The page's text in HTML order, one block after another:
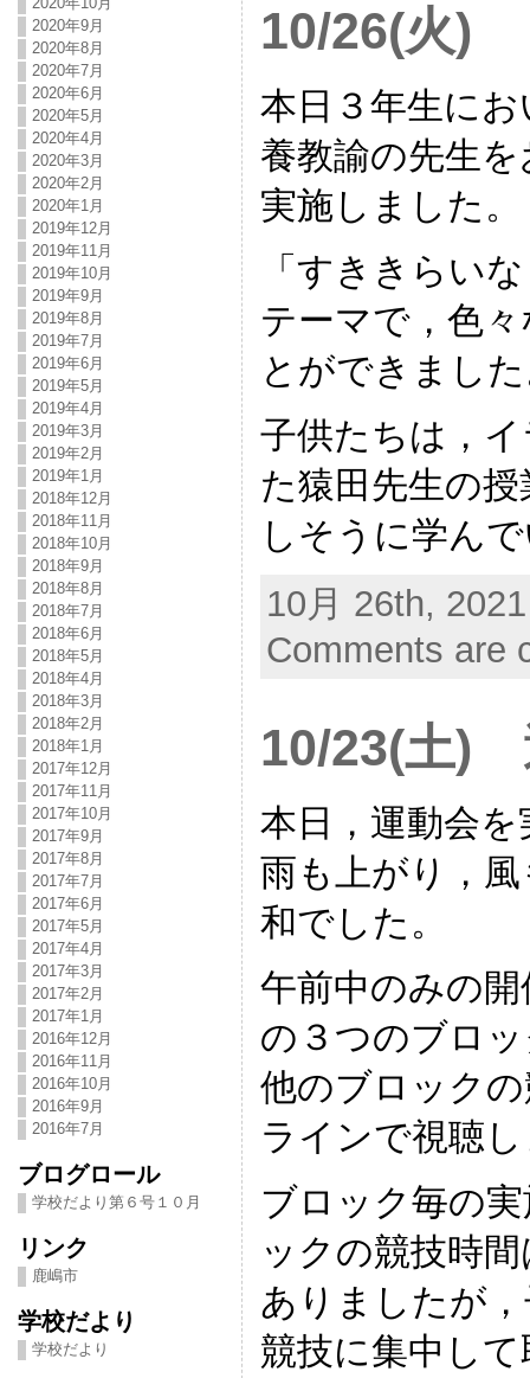
2020年9月
2020年8月
2020年7月
2020年6月
2020年5月
2020年4月
2020年3月
2020年2月
2020年1月
2019年12月
2019年11月
2019年10月
2019年9月
2019年8月
2019年7月
2019年6月
2019年5月
2019年4月
2019年3月
2019年2月
2019年1月
2018年12月
2018年11月
2018年10月
2018年9月
2018年8月
2018年7月
2018年6月
2018年5月
2018年4月
2018年3月
2018年2月
2018年1月
2017年12月
2017年11月
2017年10月
2017年9月
2017年8月
2017年7月
2017年6月
2017年5月
2017年4月
2017年3月
2017年2月
2017年1月
2016年12月
2016年11月
2016年10月
2016年9月
2016年7月
ブログロール
学校だより第６号１０月
リンク
鹿嶋市
学校だより
学校だより
10/26(火)
本日３年生に
養教諭の先生
実施しました。
「すききらい
テーマで，色
とができまし
子供たちは，
た猿田先生の
しそうに学ん
10月 26th,
Comments are
10/23(土)
本日，運動会
雨も上がり，
和でした。
午前中のみの
の３つのブロ
他のブロック
ラインで視聴
ブロック毎の
ックの競技時
ありましたが
競技に集中し